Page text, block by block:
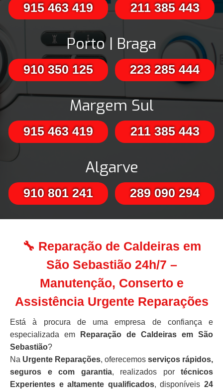
915 463 419 211 385 443
Porto | Braga
910 350 125 223 285 444
Margem Sul
915 463 419 211 385 443
Algarve
910 801 241 289 090 294
🔧 Reparação de Caldeiras em
São Sebastião 24h/7 –
Manutenção, Conserto e
Assistência Urgente Reparações
Está à procura de uma empresa de confiança e
especializada em
Reparação de Caldeiras em São
Sebastião?
Na Urgente Reparações, oferecemos serviços rápidos,
seguros e com garantia, realizados por técnicos
Experientes e altamente qualificados, disponíveis24